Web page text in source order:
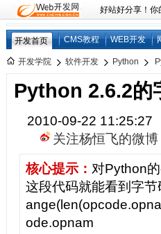
好站好分享！你
开发首页 CMS教程 WEB开发
开发学院 软件开发 Python
Python 2.6.2的
2010-09-22
关注杨恒飞的微博
核心提示： 对Python
这段代码就能看到字
ode.opnam